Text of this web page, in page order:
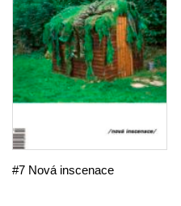
#7 Nová inscenace